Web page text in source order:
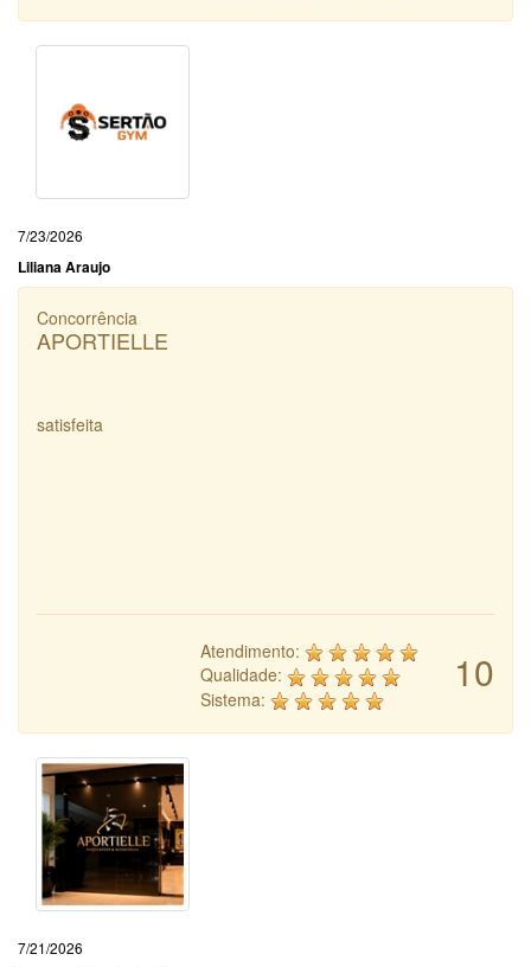
7/23/2026
Liliana Araujo
Concorrência
APORTIELLE
satisfeita
10
Atendimento:
Qualidade:
Sistema:
7/21/2026